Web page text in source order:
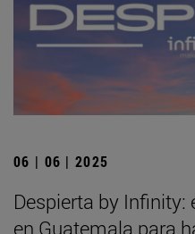
06 | 06 | 2025
Despierta by Infinity:
en Guatemala para